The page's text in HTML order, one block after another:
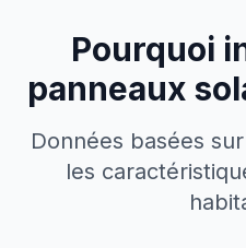
Pourquoi
panneaux
Données basées
les